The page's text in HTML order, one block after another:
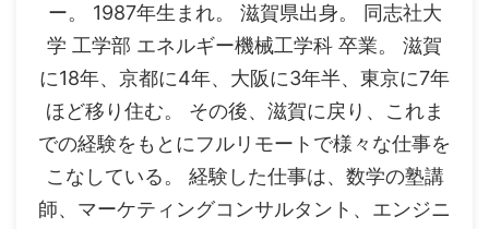
ー。 1987年生まれ。 滋賀県出身。 同志社大
学 工学部 エネルギー機械工学科 卒業。 滋賀
に18年、京都に4年、大阪に3年半、東京に7年
ほど移り住む。 その後、滋賀に戻り、これま
での経験をもとにフルリモートで様々な仕事を
こなしている。 経験した仕事は、数学の塾講
師、マーケティングコンサルタント、エンジニ